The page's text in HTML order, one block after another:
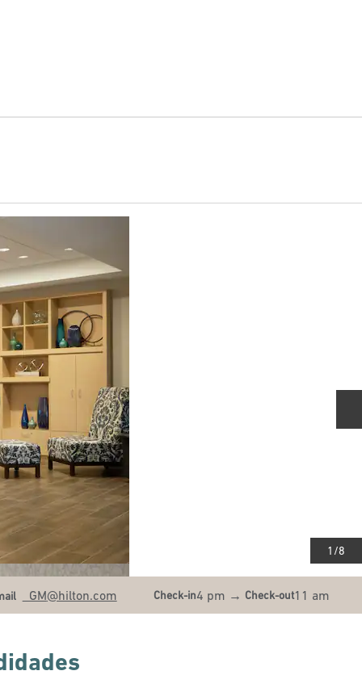
1 /8
_GM@hilton.com Check-in4 pm → Check-out11 am